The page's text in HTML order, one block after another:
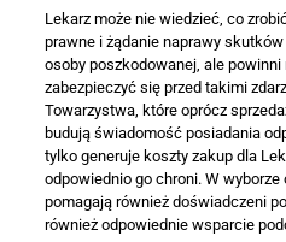
Lekarz może nie wiedzieć, co
prawne i żądanie naprawy
osoby poszkodowanej, ale
zabezpieczyć się przed takimi
Towarzystwa, które oprócz
budują świadomość posiadania
tylko generuje koszty zakup dla
odpowiednio go chroni. W
pomagają również doświadczeni
również odpowiednie wsparcie